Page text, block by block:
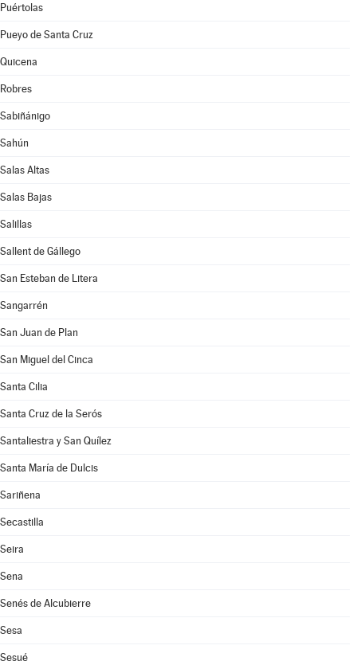
Puértolas
Pueyo de Santa Cruz
Quicena
Robres
Sabiñánigo
Sahún
Salas Altas
Salas Bajas
Salillas
Sallent de Gállego
San Esteban de Litera
Sangarrén
San Juan de Plan
San Miguel del Cinca
Santa Cilia
Santa Cruz de la Serós
Santaliestra y San Quílez
Santa María de Dulcis
Sariñena
Secastilla
Seira
Sena
Senés de Alcubierre
Sesa
Sesué